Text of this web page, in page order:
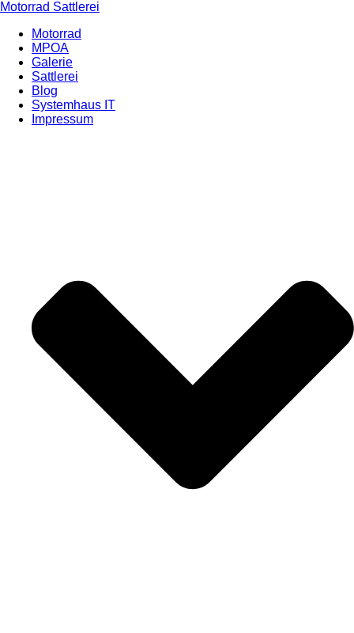
Motorrad Sattlerei
Motorrad
MPOA
Galerie
Sattlerei
Blog
Systemhaus IT
Impressum